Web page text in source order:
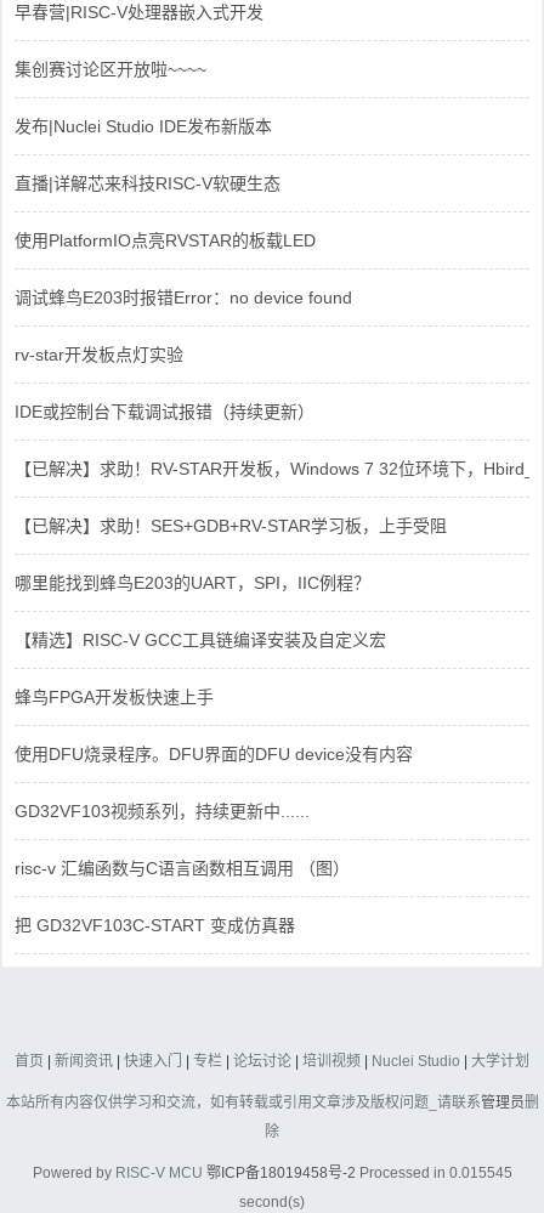
早春营|RISC-V处理器嵌入式开发
集创赛讨论区开放啦~~~~
发布|Nuclei Studio IDE发布新版本
直播|详解芯来科技RISC-V软硬生态
使用PlatformIO点亮RVSTAR的板载LED
调试蜂鸟E203时报错Error：no device found
rv-star开发板点灯实验
IDE或控制台下载调试报错（持续更新）
【已解决】求助！RV-STAR开发板，Windows 7 32位环境下，
【已解决】求助！SES+GDB+RV-STAR学习板，上手受阻
哪里能找到蜂鸟E203的UART，SPI，IIC例程？
【精选】RISC-V GCC工具链编译安装及自定义宏
蜂鸟FPGA开发板快速上手
使用DFU烧录程序。DFU界面的DFU device没有内容
GD32VF103视频系列，持续更新中......
risc-v 汇编函数与C语言函数相互调用 （图）
把 GD32VF103C-START 变成仿真器
首页 | 新闻资讯 | 快速入门 | 专栏 | 论坛讨论 | 培训视频 | Nuclei Studio | 大学计划
本站所有内容仅供学习和交流，如有转载或引用文章涉及版权问题_请联系管理员删
除
Powered by RISC-V MCU 鄂ICP备18019458号-2 Processed in 0.015545
second(s)